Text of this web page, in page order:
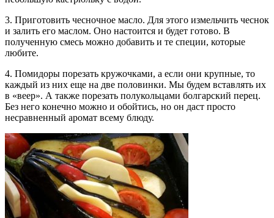
3. Приготовить чесночное масло. Для этого измельчить чеснок
и залить его маслом. Оно настоится и будет готово. В
полученную смесь можно добавить и те специи, которые
любите.
4. Помидоры порезать кружочками, а если они крупные, то
каждый из них еще на две половинки. Мы будем вставлять их
в «веер». А также порезать полукольцами болгарский перец.
Без него конечно можно и обойтись, но он даст просто
несравненный аромат всему блюду.